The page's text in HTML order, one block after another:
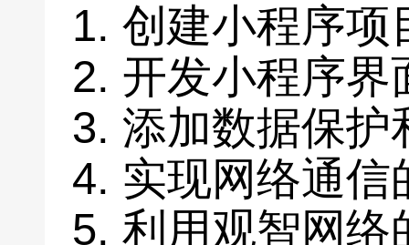
1. 创建小程序项
2. 开发小程序界
3. 添加数据保护
4. 实现网络通信
5. 利用观智网络